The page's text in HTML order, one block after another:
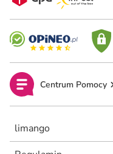
Centrum Pomocy
limango